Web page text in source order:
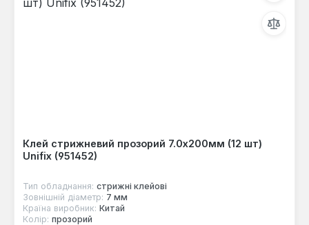
Клей стрижневий прозорий 7.0х200мм (12 шт)
Unifix (951452)
Тип обладнання: стрижні клейові
Зовнішній діаметр: 7 мм
Країна виробник: Китай
Колір: прозорий